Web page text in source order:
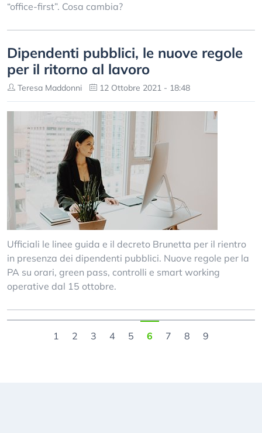
“office-first”. Cosa cambia?
Dipendenti pubblici, le nuove regole
per il ritorno al lavoro
Teresa Maddonni 12 Ottobre 2021 - 18:48
Ufficiali le linee guida e il decreto Brunetta per il rientro
in presenza dei dipendenti pubblici. Nuove regole per la
PA su orari, green pass, controlli e smart working
operative dal 15 ottobre.
1 2 3 4 5 6 7 8 9